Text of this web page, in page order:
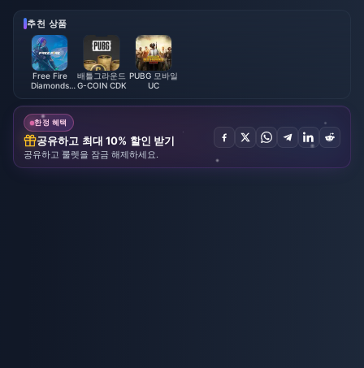
추천 상품
Free Fire
Diamonds
배틀그라운드
G-COIN CDK
PUBG 모바일
UC
한정 혜택
공유하고 최대 10% 할인 받기
공유하고 룰렛을 잠금 해제하세요.